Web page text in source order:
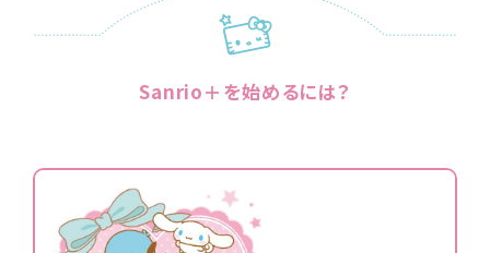
Sanrio＋を始めるには？